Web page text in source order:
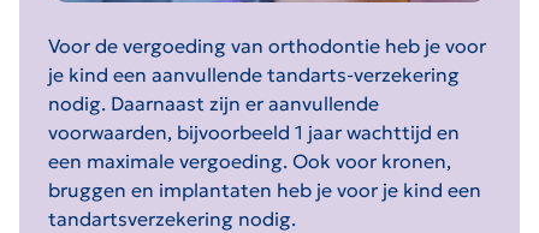
Voor de vergoeding van orthodontie heb je voor
je kind een aanvullende tandarts-verzekering
nodig. Daarnaast zijn er aanvullende
voorwaarden, bijvoorbeeld 1 jaar wachttijd en
een maximale vergoeding. Ook voor kronen,
bruggen en implantaten heb je voor je kind een
tandartsverzekering nodig.